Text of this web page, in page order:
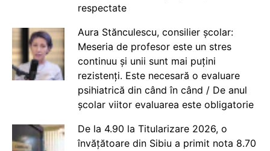
respectate
Aura Stănculescu, consilier școlar:
Meseria de profesor este un stres
continuu și unii sunt mai puțini
rezistenți. Este necesară o evaluare
psihiatrică din când în când / De anul
școlar viitor evaluarea este obligatorie
De la 4.90 la Titularizare 2026, o
învățătoare din Sibiu a primit nota 8.70